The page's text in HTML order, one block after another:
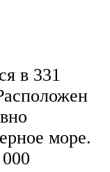
в 331
море.